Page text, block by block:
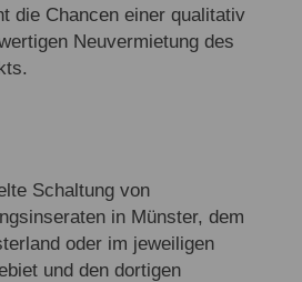
die Chancen einer qualitativ
Neuvermietung des
Schaltung von
in Münster, dem
oder im jeweiligen
und den dortigen